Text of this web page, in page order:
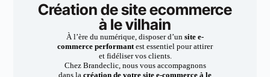
Création de site ecommerce
à le vilhain
À l’ère du numérique, disposer d’un site e-
commerce performantest essentiel pour attirer
et fidéliser vos clients.
Chez Brandeclic, nous vous accompagnons
dans la création de votre site e-commerce à le